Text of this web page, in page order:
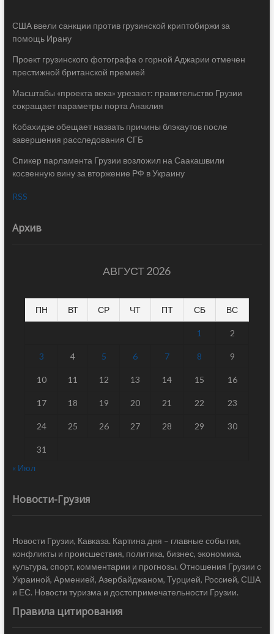
США ввели санкции против грузинской криптобиржи за
помощь Ирану
Проект грузинского фотографа о горной Аджарии отмечен
престижной британской премией
Масштабы «проекта века» урезают: правительство Грузии
сокращает параметры порта Анаклия
Кобахидзе обещает назвать причины блэкаутов после
завершения расследования СГБ
Спикер парламента Грузии возложил на Саакашвили
косвенную вину за вторжение РФ в Украину
RSS
Архив
АВГУСТ 2026
ПН ВТ СР ЧТ ПТ СБ ВС
1 2
3 4 5 6 7 8 9
10 11 12 13 14 15 16
17 18 19 20 21 22 23
24 25 26 27 28 29 30
31
« Июл
Новости-Грузия
Новости Грузии, Кавказа. Картина дня – главные события,
конфликты и происшествия, политика, бизнес, экономика,
культура, спорт, комментарии и прогнозы. Отношения Грузии с
Украиной, Арменией, Азербайджаном, Турцией, Россией, США
и ЕС. Новости туризма и достопримечательности Грузии.
Правила цитирования